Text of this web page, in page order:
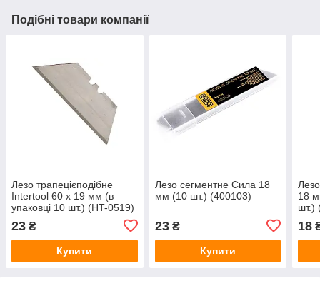
Подібні товари компанії
Лезо трапецієподібне
Intertool 60 х 19 мм (в
упаковці 10 шт.) (HT-0519)
23 ₴
Купити
Лезо сегментне Сила 18
мм (10 шт.) (400103)
23₴
Купити
18
шт.)
18